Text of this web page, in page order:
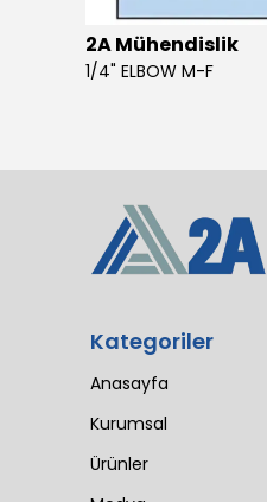
2A Mühendislik
1/4" ELBOW M-F
Kategoriler
Anasayfa
Kurumsal
Ürünler